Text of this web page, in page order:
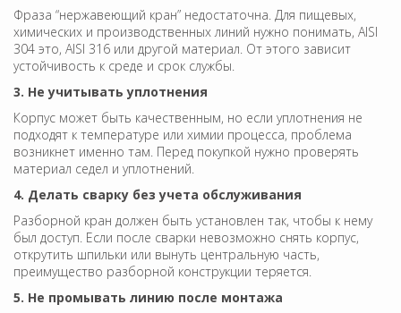
Фраза “нержавеющий кран” недостаточна. Для пищевых,
химических и производственных линий нужно понимать, AISI
304 это, AISI 316 или другой материал. От этого зависит
устойчивость к среде и срок службы.
3. Не учитывать уплотнения
Корпус может быть качественным, но если уплотнения не
подходят к температуре или химии процесса, проблема
возникнет именно там. Перед покупкой нужно проверять
материал седел и уплотнений.
4. Делать сварку без учета обслуживания
Разборной кран должен быть установлен так, чтобы к нему
был доступ. Если после сварки невозможно снять корпус,
открутить шпильки или вынуть центральную часть,
преимущество разборной конструкции теряется.
5. Не промывать линию после монтажа